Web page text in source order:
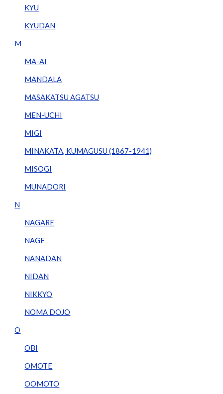
KYU
KYUDAN
M
MA-AI
MANDALA
MASAKATSU AGATSU
MEN-UCHI
MIGI
MINAKATA, KUMAGUSU (1867-1941)
MISOGI
MUNADORI
N
NAGARE
NAGE
NANADAN
NIDAN
NIKKYO
NOMA DOJO
O
OBI
OMOTE
OOMOTO